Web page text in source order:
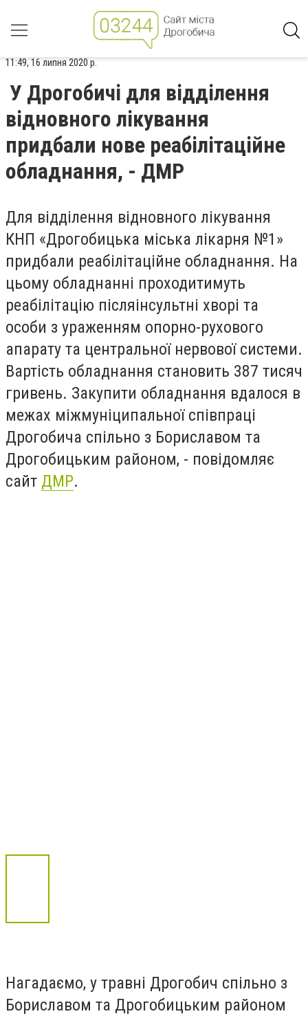
11:49, 16 липня 2020 р.
У Дрогобичі для відділення
відновного лікування
придбали нове реабілітаційне
обладнання, - ДМР
Для відділення відновного лікування
КНП «Дрогобицька міська лікарня №1»
придбали реабілітаційне обладнання. На
цьому обладнанні проходитимуть
реабілітацію післяінсультні хворі та
особи з ураженням опорно-рухового
апарату та центральної нервової системи.
Вартість обладнання становить 387 тисяч
гривень. Закупити обладнання вдалося в
межах міжмуніципальної співпраці
Дрогобича спільно з Бориславом та
Дрогобицьким районом, - повідомляє
сайт ДМР.
Нагадаємо, у травні Дрогобич спільно з
Бориславом та Дрогобицьким районом